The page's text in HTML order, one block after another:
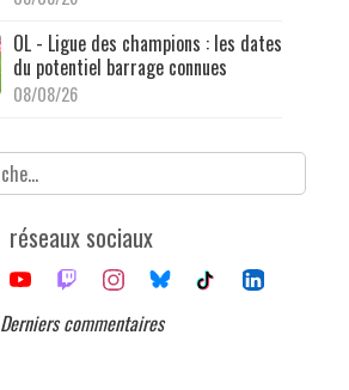
OL - Ligue des champions : les dates
du potentiel barrage connues
08/08/26
réseaux sociaux
Derniers commentaires